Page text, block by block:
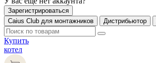
Зарегистрироваться
Caius Club для монтажников
Дистрибьютор
Купить
котел